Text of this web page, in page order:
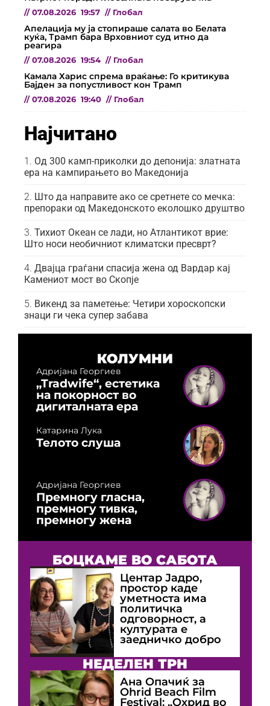
// 07.08.2026 19:57 // Глобал
Апелација му ја стопираше салата во Белата
куќа, Трамп бара Врховниот суд итно да
реагира
// 07.08.2026 19:54 // Глобал
Камала Харис спрема враќање: Го критикува
Бајден за попустливост кон Трамп
// 07.08.2026 19:40 // Глобал
Најчитано
Од 300 камп-приколки до депонија: златната
ера на кампирањето во Македонија
Што да направите ако се сретнете со мечка:
препораки од Македонското еколошко друштво
Тихиот Океан се лади, но Атлантикот врие:
Што носи необичниот климатски пресврт?
Двајца граѓани спасија жена од Вардар кај
Камениот мост во Скопје
Викенд за паметење: Четири хороскопски
знаци ги чека супер забава
КОЛУМНИ
Адријана Георгиев
„Tradwife“, естетика
на покорност во
дигиталната ера
Катарина Лука
Телото слуша
Адријана Георгиев
Премногу гласна,
премногу тивка,
премногу жена
БОЦКАМЕ ВО САБОТА
Центар Јадро,
простор каде
уметноста има
политичка
одговорност, а
културата е
заедничко добро
НЕДЕЛЕН ТРН
Ана Опачиќ за
Оhrid Beach Film
Festival: „Охрид во